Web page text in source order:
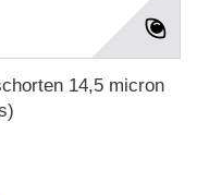
14,5 micron